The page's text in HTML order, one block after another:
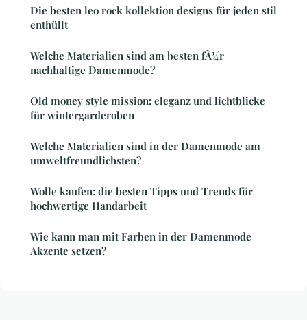
Die besten leo rock kollektion designs für jeden stil
enthüllt
Welche Materialien sind am besten fÃ¼r
nachhaltige Damenmode?
Old money style mission: eleganz und lichtblicke
für wintergarderoben
Welche Materialien sind in der Damenmode am
umweltfreundlichsten?
Wolle kaufen: die besten Tipps und Trends für
hochwertige Handarbeit
Wie kann man mit Farben in der Damenmode
Akzente setzen?